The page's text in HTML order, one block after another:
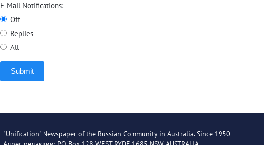
E-Mail Notifications:
Off
Replies
All
Submit
"Unification" Newspaper of the Russian Community in Australia. Since 1950